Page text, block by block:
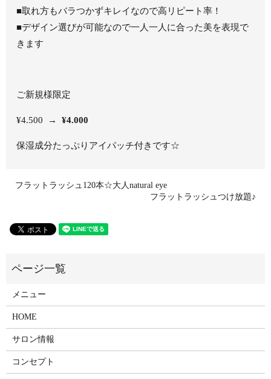
■取れ方もバラつかずキレイなので高リピート率！
■デザイン選びが可能なので一人一人に合った美を表現で
きます
ご新規様限定
¥4.500 → ¥4.000
保湿成分たっぷりアイパッチ付きです☆
フラットラッシュ120本☆大人natural eye
フラットラッシュつけ放題♪
メニュー
HOME
サロン情報
コンセプト